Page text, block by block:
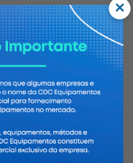
WhatsApp 24h
×